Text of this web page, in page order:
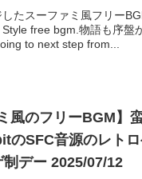
たスーファミ風フリー
free bgm.物語も序盤
to next step from...
風のフリーBGM】
のSFC音源のレトロ
デー 2025/07/12